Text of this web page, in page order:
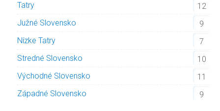
Tatry
12
Južné Slovensko
9
Nízke Tatry
7
Stredné Slovensko
10
Východné Slovensko
11
Západné Slovensko
9